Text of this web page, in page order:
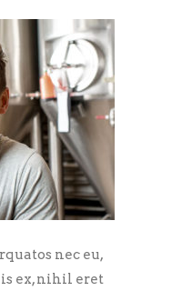
nec eu,
ex, nihil eret